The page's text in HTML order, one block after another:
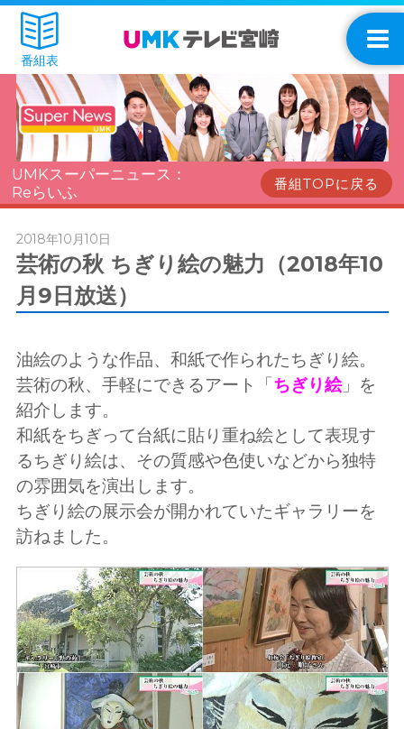
番組表
UMKスーパーニュース：
Reらいふ
番組TOPに戻る
2018年10月10日
芸術の秋 ちぎり絵の魅力（2018年10
月9日放送）
油絵のような作品、和紙で作られたちぎり絵。
芸術の秋、手軽にできるアート「ちぎり絵」を
紹介します。
和紙をちぎって台紙に貼り重ね絵として表現す
るちぎり絵は、その質感や色使いなどから独特
の雰囲気を演出します。
ちぎり絵の展示会が開かれていたギャラリーを
訪ねました。